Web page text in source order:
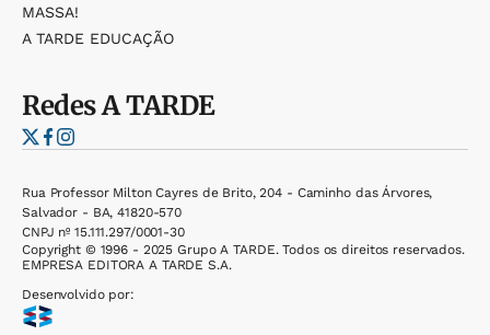
MASSA!
A TARDE EDUCAÇÃO
RedesA TARDE
Rua Professor Milton Cayres de Brito, 204 - Caminho das Árvores,
Salvador - BA, 41820-570
CNPJ nº 15.111.297/0001-30
Copyright © 1996 - 2025 Grupo A TARDE. Todos os direitos reservados.
EMPRESA EDITORA A TARDE S.A.
Desenvolvido por: